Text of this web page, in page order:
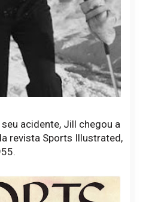
acidente, Jill chegou a
revista Sports Illustrated,